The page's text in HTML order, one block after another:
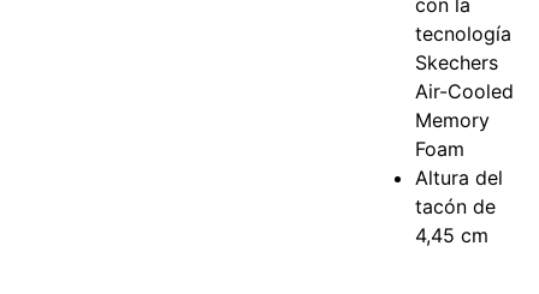
tecnología
Skechers
Air-Cooled
Memory
Foam
Altura del
tacón de
4,45 cm